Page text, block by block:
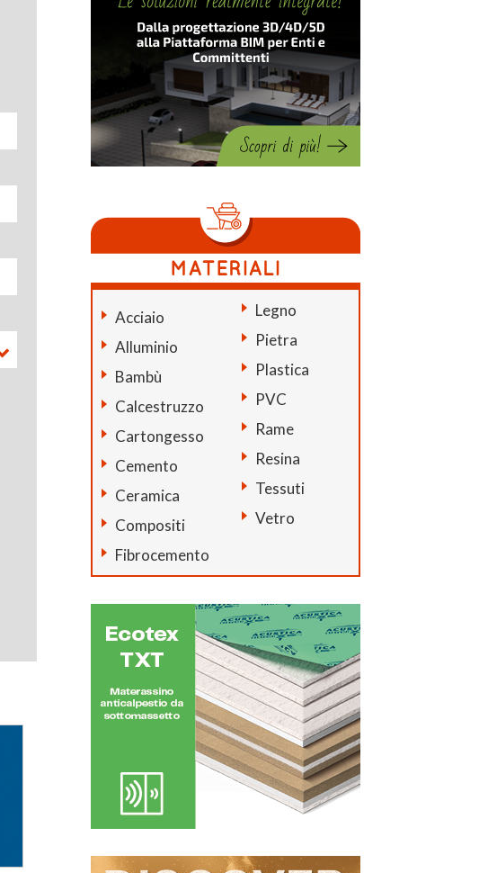
Acciaio
Alluminio
Bambù
Calcestruzzo
Cartongesso
Cemento
Ceramica
Compositi
Fibrocemento
Legno
Pietra
Plastica
PVC
Rame
Resina
Tessuti
Vetro